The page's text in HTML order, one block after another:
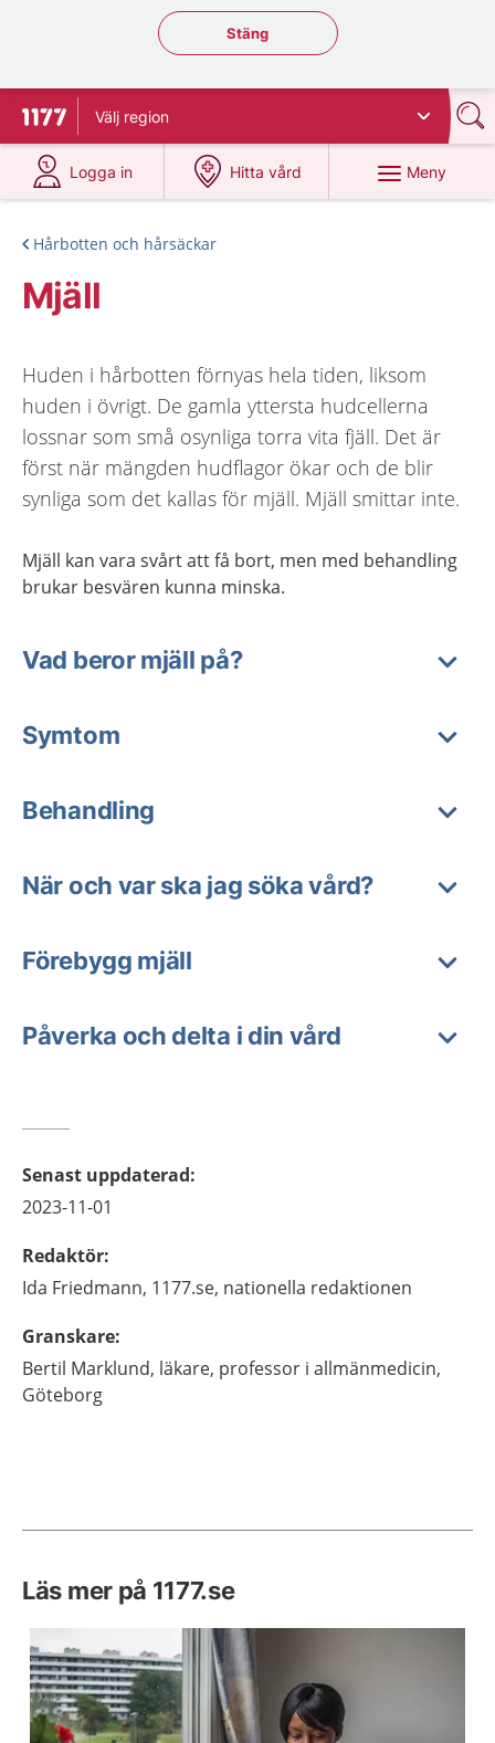
Stäng regionsväljaren
Stäng
Till startsidan för 1177
Välj region
Logga in
på 1177.se
Hitta vård
på 1177.se
Meny
Hårbotten och hårsäckar
Mjäll
Huden i hårbotten förnyas hela tiden, liksom
huden i övrigt. De gamla yttersta hudcellerna
lossnar som små osynliga torra vita fjäll. Det är
först när mängden hudflagor ökar och de blir
synliga som det kallas för mjäll. Mjäll smittar inte.
Mjäll kan vara svårt att få bort, men med behandling
brukar besvären kunna minska.
Vad beror mjäll på?
Symtom
Behandling
När och var ska jag söka vård?
Förebygg mjäll
Påverka och delta i din vård
Senast uppdaterad:
2023-11-01
Redaktör:
Ida Friedmann, 1177.se, nationella redaktionen
Granskare:
Bertil Marklund, läkare, professor i allmänmedicin,
Göteborg
Läs mer på 1177.se